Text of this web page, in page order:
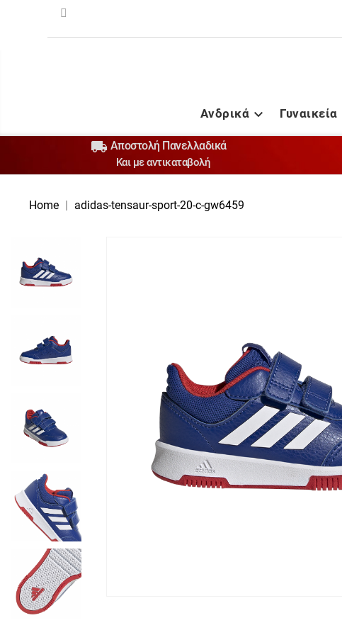

Ανδρικά Γυναικεία
 Αποστολή Πανελλαδικά
Και με αντικαταβολή
Home adidas-tensaur-sport-20-c-gw6459